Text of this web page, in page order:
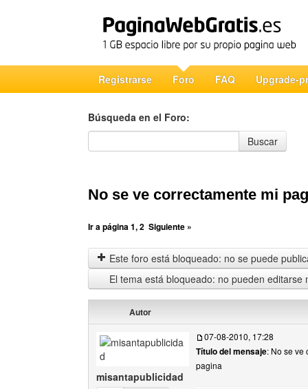
Registrarse Foro FAQ Upgrade-
Búsqueda en el Foro:
Búsqueda en el Foro
Buscar
No se ve correctamente mi
Ir a página1,2 Siguiente »
Este foro está bloqueado: no se puede
El tema está bloqueado: no pueden editarse
Autor
misantapublicidad
07-08-2010, 17:28
Título del mensaje: No se ve
pagina